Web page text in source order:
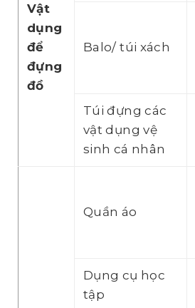
Vật
dụng
để
đựng
đồ
Balo/ túi xách
Túi đựng các
vật dụng vệ
sinh cá nhân
Quần áo
Dụng cụ học
tập